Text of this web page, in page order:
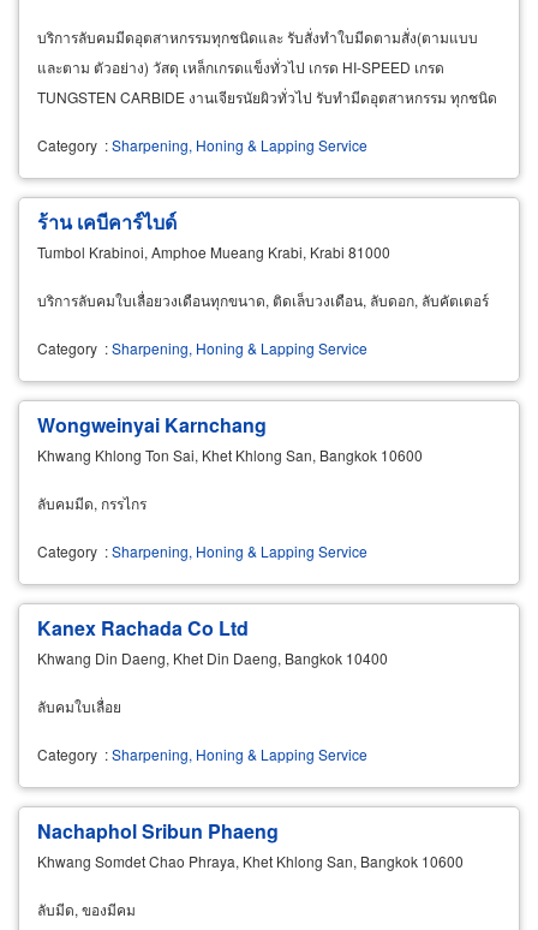
บริการลับคมมีดอุตสาหกรรมทุกชนิดและ รับสั่งทำใบมีดตามสั่ง(ตามแบบ
และตาม ตัวอย่าง) วัสดุ เหล็กเกรดแข็งทั่วไป เกรด HI-SPEED เกรด
TUNGSTEN CARBIDE งานเจียรนัยผิวทั่วไป รับทำมีดอุตสาหกรรม ทุกชนิด
Category :Sharpening, Honing & Lapping Service
ร้าน เคบีคาร์ไบด์
Tumbol Krabinoi, Amphoe Mueang Krabi, Krabi 81000
บริการลับคมใบเลื่อยวงเดือนทุกขนาด, ติดเล็บวงเดือน, ลับดอก, ลับคัตเตอร์
Category :Sharpening, Honing & Lapping Service
Wongweinyai Karnchang
Khwang Khlong Ton Sai, Khet Khlong San, Bangkok 10600
ลับคมมีด, กรรไกร
Category :Sharpening, Honing & Lapping Service
Kanex Rachada Co Ltd
Khwang Din Daeng, Khet Din Daeng, Bangkok 10400
ลับคมใบเลื่อย
Category :Sharpening, Honing & Lapping Service
Nachaphol Sribun Phaeng
Khwang Somdet Chao Phraya, Khet Khlong San, Bangkok 10600
ลับมีด, ของมีคม